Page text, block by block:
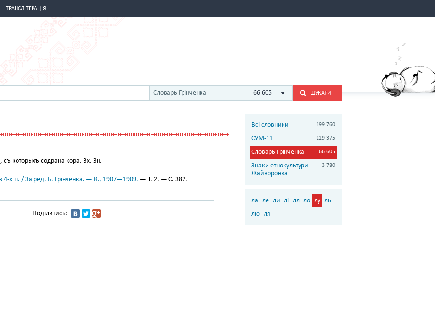
ТРАНСЛІТЕРАЦІЯ
Словарь Грінченка 66 605 ШУКАТИ
съ которыхъ содрана кора. Вх. Зн.
4-х тт. / За ред. Б. Грінченка. — К., 1907—1909. — Т. 2. — С. 382.
Поділитись:
Всі словники 199 760
СУМ-11 129 375
Словарь Грінченка 66 605
Знаки етнокультури
Жайворонка
3 780
ла ле ли лі лл ло лу ль
лю ля